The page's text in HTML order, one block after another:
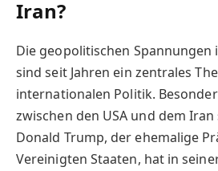
Iran?
Die geopolitischen Spannungen
sind seit Jahren ein zentrales
internationalen Politik.
zwischen den USA und dem
Donald Trump, der ehemalige
Vereinigten Staaten, hat in